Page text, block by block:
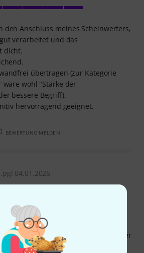
den Anschluss meines Scheinwerfers,
verarbeitet und das
dicht.
übertragen (zur Kategorie
wohl "Stärke der
bessere Begriff).
hervorragend geeignet.
BEWERTUNG MELDEN
04.01.2026
2 Jahren problemlos. Auch die Stecker
gutem Zustand.